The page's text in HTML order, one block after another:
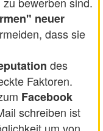
neuer
dass sie
des
Faktoren.
Facebook
schreiben ist